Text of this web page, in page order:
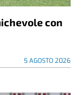
con
5 AGOSTO 2026